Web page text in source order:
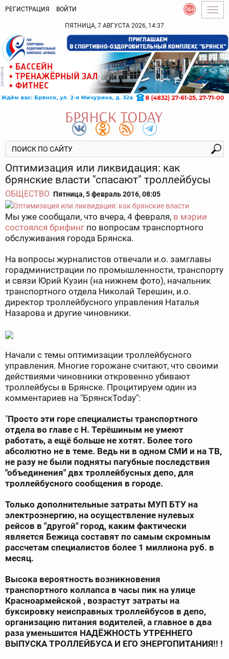
РЕГИСТРАЦИЯ ВОЙТИ
ПЯТНИЦА, 7 АВГУСТА 2026, 14:37
Оптимизация или ликвидация: как
брянские власти "спасают" троллейбусы
ОБЩЕСТВО Пятница, 5 февраль 2016, 08:05
Мы уже сообщали, что вчера, 4 февраля, в мэрии
состоялся брифинг по вопросам транспортного
обслуживания города Брянска.
На вопросы журналистов отвечали и.о. замглавы
горадминистрации по промышленности, транспорту
и связи Юрий Кузин (на нижнем фото), начальник
транспортного отдела Николай Терешин, и.о.
директор троллейбусного управления Наталья
Назарова и другие чиновники.
Начали с темы оптимизации троллейбусного
управления. Многие горожане считают, что своими
действиями чиновники откровенно убивают
троллейбусы в Брянске. Процитируем один из
комментариев на "БрянскToday":
"Просто эти горе специалисты транспортного
отдела во главе с Н. Терёшиным не умеют
работать, а ещё больше не хотят. Более того
абсолютно не в теме. Ведь ни в одном СМИ и на ТВ,
не разу не были подняты пагубные последствия
"объединения" двх троллейбусных депо, для
троллейбусного сообщения в городе.
Только дополнительные затраты МУП БТУ на
электроэнергию, на осуществление нулевых
рейсов в "другой" город, каким фактически
является Бежица составят по самым скромным
рассчетам специалистов более 1 миллиона руб. в
месяц.
Высока вероятность возникновения
транспортного коллапса в часы пик на улице
Красноармейской , возрастут затраты на
буксировку неисправных троллейбусов в депо,
организацию питания водителей, а главное в два
раза уменьшится НАДЁЖНОСТЬ УТРЕННЕГО
ВЫПУСКА ТРОЛЛЕЙБУСА И ЕГО ЭНЕРГОПИТАНИЯ!! !